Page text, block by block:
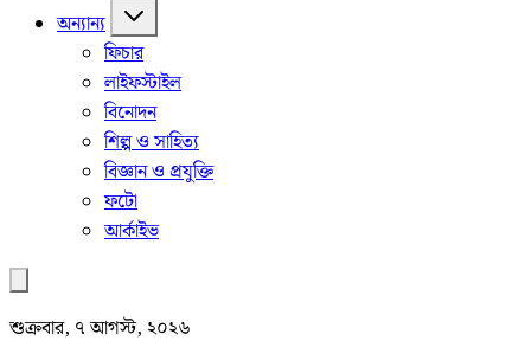
অন্যান্য
ফিচার
লাইফস্টাইল
বিনোদন
শিল্প ও সাহিত্য
বিজ্ঞান ও প্রযুক্তি
ফটো
আর্কাইভ
শুক্রবার, ৭ আগস্ট, ২০২৬